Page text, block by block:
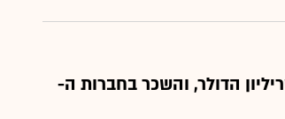
הדולר, והשכר בחברות ה-